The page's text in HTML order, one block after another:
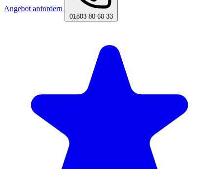
Angebot anfordern
01803 80 60 33